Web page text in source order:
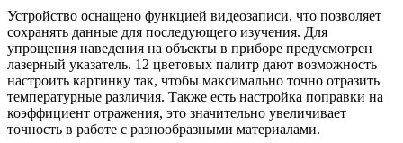
Устройство оснащено функцией видеозаписи, что позволяет
сохранять данные для последующего изучения. Для
упрощения наведения на объекты в приборе предусмотрен
лазерный указатель. 12 цветовых палитр дают возможность
настроить картинку так, чтобы максимально точно отразить
температурные различия. Также есть настройка поправки на
коэффициент отражения, это значительно увеличивает
точность в работе с разнообразными материалами.